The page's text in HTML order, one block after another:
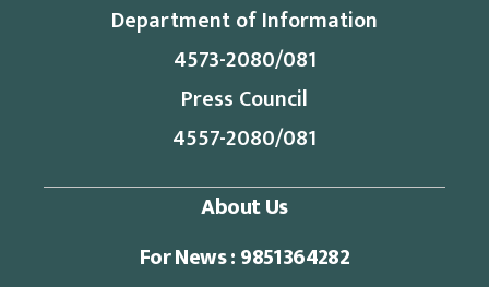
Department of Information
4573-2080/081
Press Council
4557-2080/081
About Us
For News : 9851364282